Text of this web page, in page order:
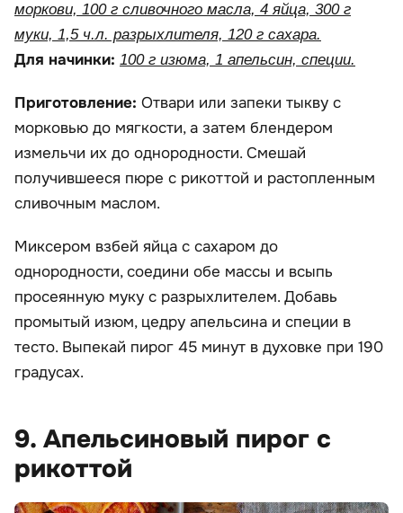
моркови, 100 г сливочного масла, 4 яйца, 300 г
муки, 1,5 ч.л. разрыхлителя, 120 г сахара.
Для начинки: 100 г изюма, 1 апельсин, специи.
Приготовление: Отвари или запеки тыкву с
морковью до мягкости, а затем блендером
измельчи их до однородности. Смешай
получившееся пюре с рикоттой и растопленным
сливочным маслом.
Миксером взбей яйца с сахаром до
однородности, соедини обе массы и всыпь
просеянную муку с разрыхлителем. Добавь
промытый изюм, цедру апельсина и специи в
тесто. Выпекай пирог 45 минут в духовке при 190
градусах.
9. Апельсиновый пирог с
рикоттой